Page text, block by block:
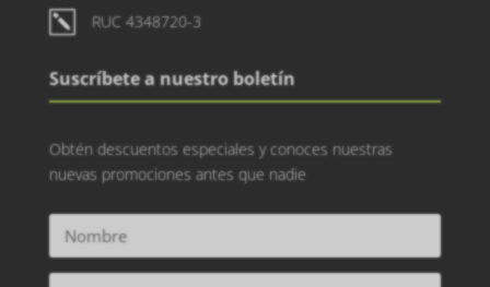
k RUC 4348720-3
Suscríbete a nuestro boletín
Obtén descuentos especiales y conoces nuestras
nuevas promociones antes que nadie